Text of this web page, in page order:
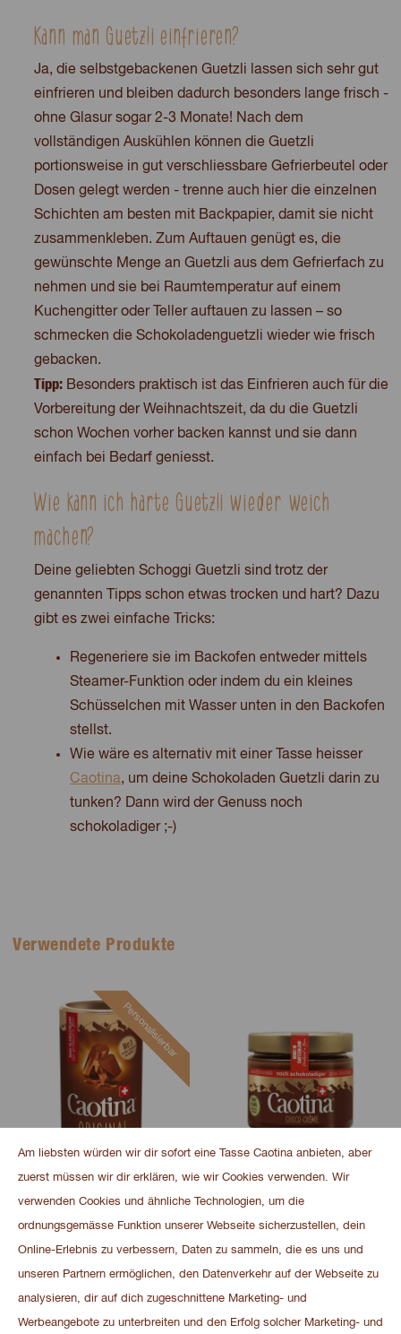
Kann man Guetzli einfrieren?
Ja, die selbstgebackenen Guetzli lassen sich sehr gut
einfrieren und bleiben dadurch besonders lange frisch -
ohne Glasur sogar 2-3 Monate! Nach dem
vollständigen Auskühlen können die Guetzli
portionsweise in gut verschliessbare Gefrierbeutel oder
Dosen gelegt werden - trenne auch hier die einzelnen
Schichten am besten mit Backpapier, damit sie nicht
zusammenkleben. Zum Auftauen genügt es, die
gewünschte Menge an Guetzli aus dem Gefrierfach zu
nehmen und sie bei Raumtemperatur auf einem
Kuchengitter oder Teller auftauen zu lassen – so
schmecken die Schokoladenguetzli wieder wie frisch
gebacken.
Tipp: Besonders praktisch ist das Einfrieren auch für die
Vorbereitung der Weihnachtszeit, da du die Guetzli
schon Wochen vorher backen kannst und sie dann
einfach bei Bedarf geniesst.
Wie kann ich harte Guetzli wieder weich
machen?
Deine geliebten Schoggi Guetzli sind trotz der
genannten Tipps schon etwas trocken und hart? Dazu
gibt es zwei einfache Tricks:
Regeneriere sie im Backofen entweder mittels
Steamer-Funktion oder indem du ein kleines
Schüsselchen mit Wasser unten in den Backofen
stellst.
Wie wäre es alternativ mit einer Tasse heisser
Caotina, um deine Schokoladen Guetzli darin zu
tunken? Dann wird der Genuss noch
schokoladiger ;-)
Verwendete Produkte
Personalisierbar
Am liebsten würden wir dir sofort eine Tasse Caotina anbieten, aber
zuerst müssen wir dir erklären, wie wir Cookies verwenden. Wir
verwenden Cookies und ähnliche Technologien, um die
ordnungsgemässe Funktion unserer Webseite sicherzustellen, dein
Online-Erlebnis zu verbessern, Daten zu sammeln, die es uns und
unseren Partnern ermöglichen, den Datenverkehr auf der Webseite zu
analysieren, dir auf dich zugeschnittene Marketing- und
Werbeangebote zu unterbreiten und den Erfolg solcher Marketing- und